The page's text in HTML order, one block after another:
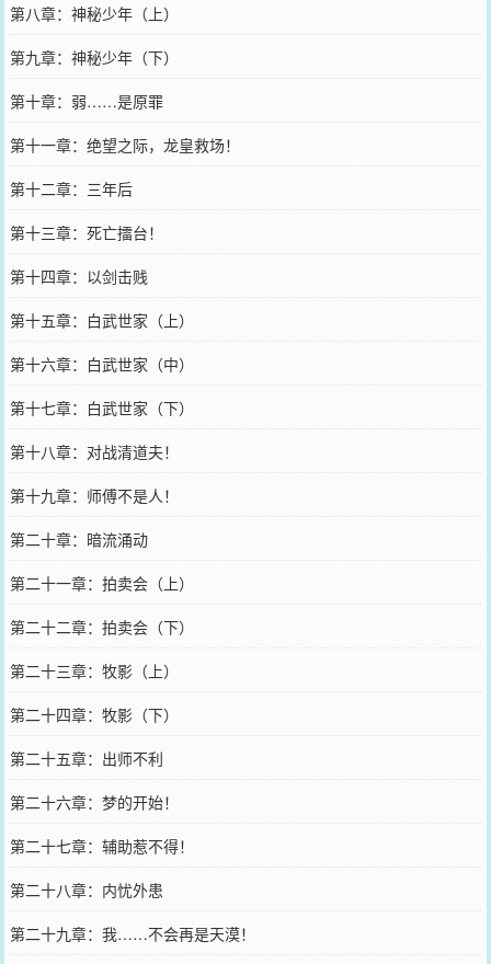
第八章：神秘少年（上）
第九章：神秘少年（下）
第十章：弱……是原罪
第十一章：绝望之际，龙皇救场！
第十二章：三年后
第十三章：死亡擂台！
第十四章：以剑击贱
第十五章：白武世家（上）
第十六章：白武世家（中）
第十七章：白武世家（下）
第十八章：对战清道夫！
第十九章：师傅不是人！
第二十章：暗流涌动
第二十一章：拍卖会（上）
第二十二章：拍卖会（下）
第二十三章：牧影（上）
第二十四章：牧影（下）
第二十五章：出师不利
第二十六章：梦的开始！
第二十七章：辅助惹不得！
第二十八章：内忧外患
第二十九章：我……不会再是天漠！